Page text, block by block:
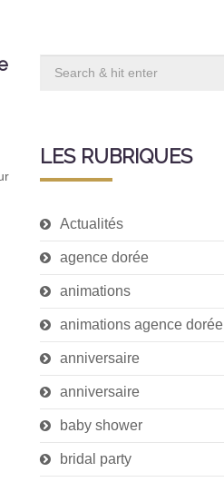
LES RUBRIQUES
Actualités
agence dorée
animations
animations agence dorée
anniversaire
anniversaire
baby shower
bridal party